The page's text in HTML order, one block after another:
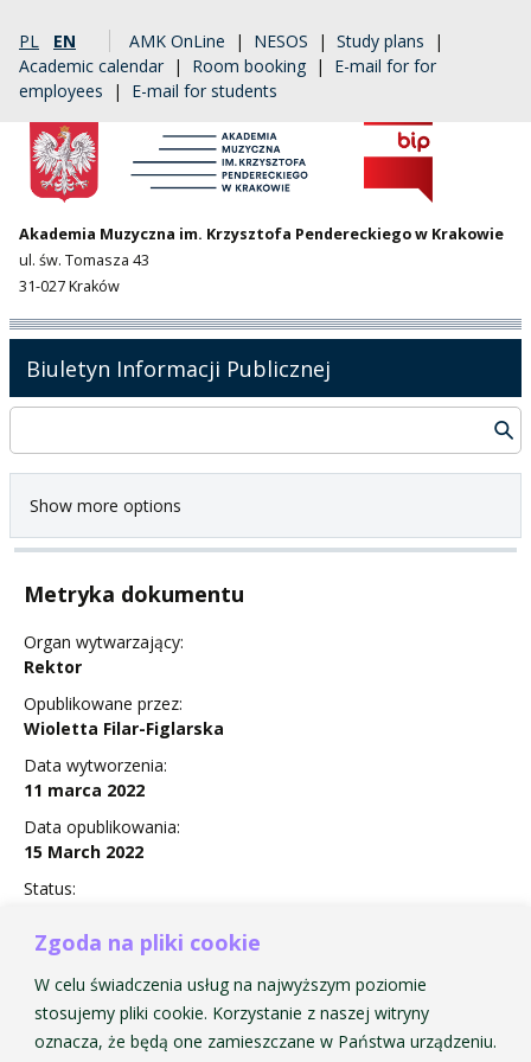
Zgoda na pliki cookie
W celu świadczenia usług na najwyższym poziomie
stosujemy pliki cookie. Korzystanie z naszej witryny
oznacza, że będą one zamieszczane w Państwa urządzeniu.
PL EN AMK OnLine | NESOS | Study plans |
Academic calendar | Room booking | E-mail for for
employees | E-mail for students
Akademia Muzyczna im. Krzysztofa Pendereckiego w Krakowie
ul. św. Tomasza 43
31-027 Kraków
Biuletyn Informacji Publicznej
Show more options
Metryka dokumentu
Organ wytwarzający:
Rektor
Opublikowane przez:
Wioletta Filar-Figlarska
Data wytworzenia:
11 marca 2022
Data opublikowania:
15 March 2022
Status:
Zarządzenie Nr 3 w sprawie ustalenia terminów
egzaminów wstępnych na I rok studiów I i II stopnia w